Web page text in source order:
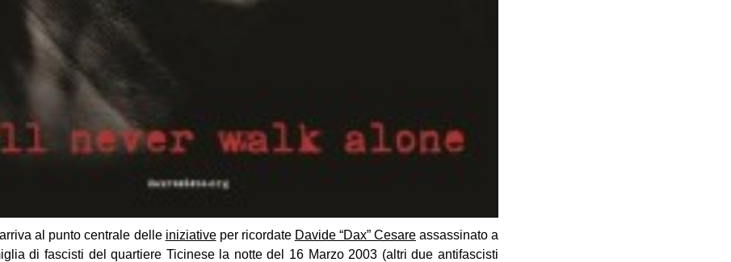
al punto centrale delle iniziativeper ricordate Davide “Dax” Cesareassassinato a
di fascisti del quartiere Ticinese la notte del 16 Marzo 2003 (altri due antifascisti